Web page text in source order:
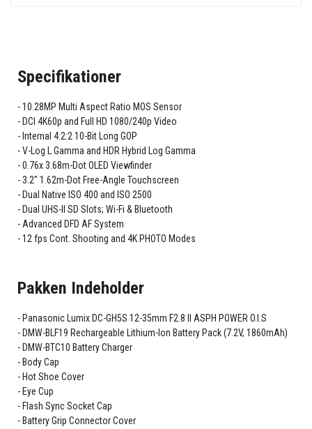
Specifikationer
10.28MP Multi Aspect Ratio MOS Sensor
DCI 4K60p and Full HD 1080/240p Video
Internal 4:2:2 10-Bit Long GOP
V-Log L Gamma and HDR Hybrid Log Gamma
0.76x 3.68m-Dot OLED Viewfinder
3.2" 1.62m-Dot Free-Angle Touchscreen
Dual Native ISO 400 and ISO 2500
Dual UHS-II SD Slots; Wi-Fi & Bluetooth
Advanced DFD AF System
12 fps Cont. Shooting and 4K PHOTO Modes
Pakken Indeholder
Panasonic Lumix DC-GH5S 12-35mm F2.8 II ASPH POWER O.I.S
DMW-BLF19 Rechargeable Lithium-Ion Battery Pack (7.2V, 1860mAh)
DMW-BTC10 Battery Charger
Body Cap
Hot Shoe Cover
Eye Cup
Flash Sync Socket Cap
Battery Grip Connector Cover